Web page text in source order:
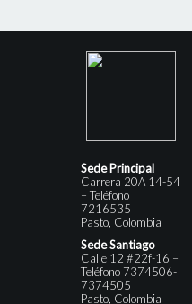
Sede Principal
Carrera 20A 14-54
– Teléfono
7216535
Pasto, Colombia
Sede Santiago
Calle 12 #22f-16 –
Teléfono 7374506-
7374505
Pasto, Colombia